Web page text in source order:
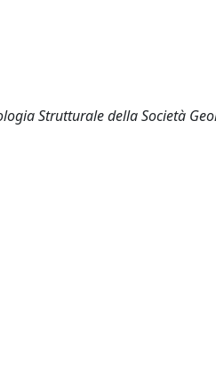
Strutturale della Società